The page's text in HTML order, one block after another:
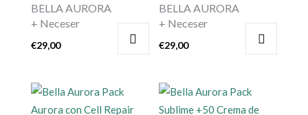
BELLA AURORA
+ Neceser
€29,00
BELLA AURORA
+ Neceser
€29,00